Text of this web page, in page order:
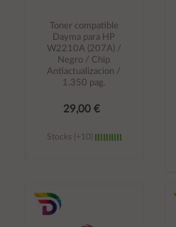
Toner compatible
Dayma para HP
W2210A (207A) /
Negro / Chip
Antiactualizacion /
1.350 pag.
29,00 €
Stocks (+10)